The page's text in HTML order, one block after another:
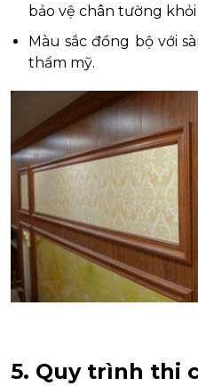
bảo vệ chân tường
Màu sắc đồng bộ với
thẩm mỹ.
5. Quy trình thi